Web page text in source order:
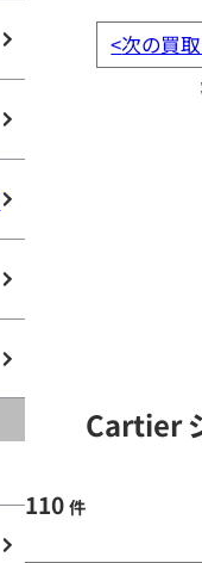
<次の買
Cartier
110 件